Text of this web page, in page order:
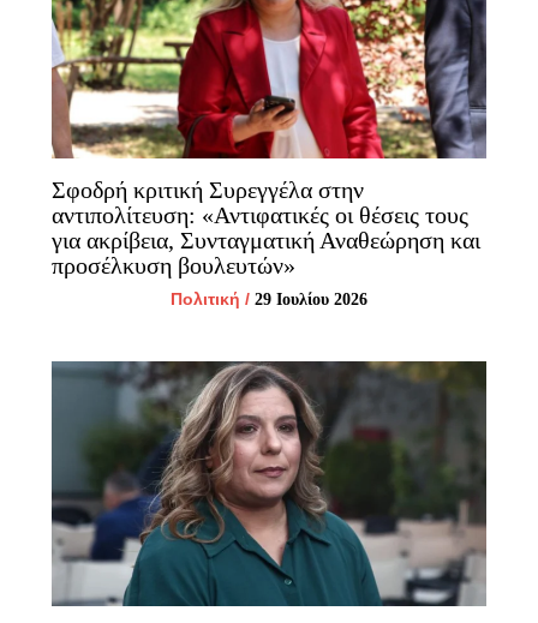
Σφοδρή κριτική Συρεγγέλα στην
αντιπολίτευση: «Αντιφατικές οι θέσεις τους
για ακρίβεια, Συνταγματική Αναθεώρηση και
προσέλκυση βουλευτών»
Πολιτική / 29 Ιουλίου 2026